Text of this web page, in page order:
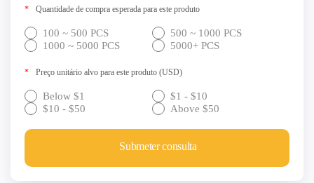
* Quantidade de compra esperada para este produto
100 ~ 500 PCS
500 ~ 1000 PCS
1000 ~ 5000 PCS
5000+ PCS
* Preço unitário alvo para este produto (USD)
Below $1
$1 - $10
$10 - $50
Above $50
Submeter consulta